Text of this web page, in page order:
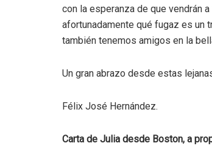
con la esperanza de que vendrán
afortunadamente qué fugaz es un
también tenemos amigos en la
Un gran abrazo desde estas
Félix José Hernández.
Carta de Julia desde Boston, a